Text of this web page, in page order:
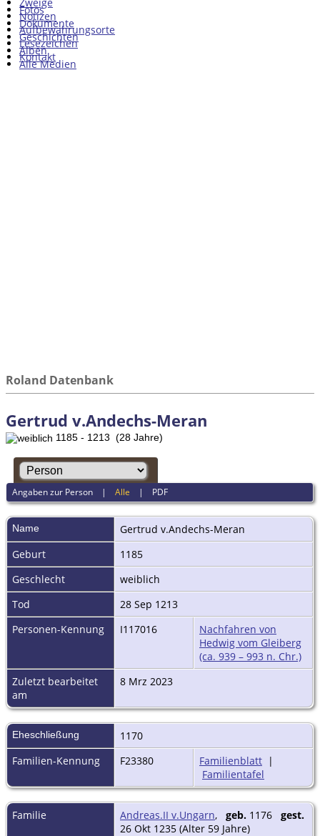
Fotos
Dokumente
Geschichten
Alben
Alle Medien
Notizen
Aufbewahrungsorte
Lesezeichen
Kontakt
Roland Datenbank
Gertrud v.Andechs-Meran
1185 - 1213 (28 Jahre)
Angaben zur Person |Alle | PDF
Name Gertrud v.Andechs-Meran
Geburt
1185
Geschlecht
weiblich
Tod
28 Sep 1213
Personen-Kennung
I117016
Nachfahren von
Hedwig vom Gleiberg
(ca. 939 – 993 n. Chr.)
Zuletzt bearbeitet
am
8 Mrz 2023
Eheschließung
1170
Familien-Kennung
F23380 Familienblatt |
Familientafel
Familie Andreas.II v.Ungarn, geb. 1176 gest.
26 Okt 1235 (Alter 59 Jahre)